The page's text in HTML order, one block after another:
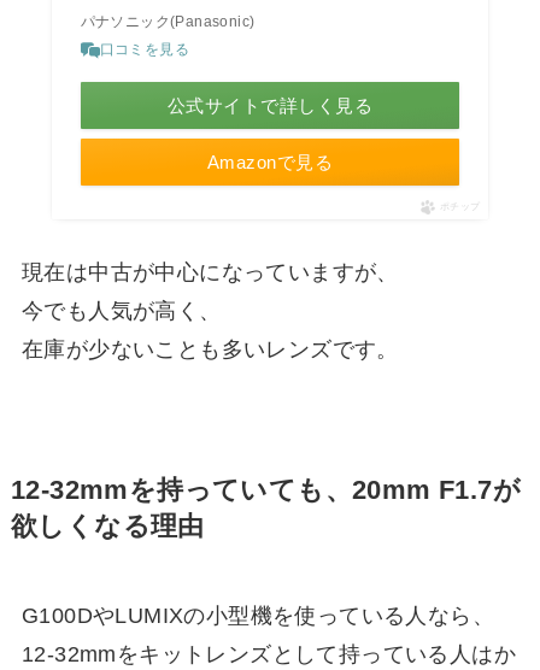
パナソニック(Panasonic)
口コミを見る
公式サイトで詳しく見る
Amazonで見る
ポチップ
現在は中古が中心になっていますが、
今でも人気が高く、
在庫が少ないことも多いレンズです。
12-32mmを持っていても、20mm F1.7が
欲しくなる理由
G100DやLUMIXの小型機を使っている人なら、
12-32mmをキットレンズとして持っている人はか